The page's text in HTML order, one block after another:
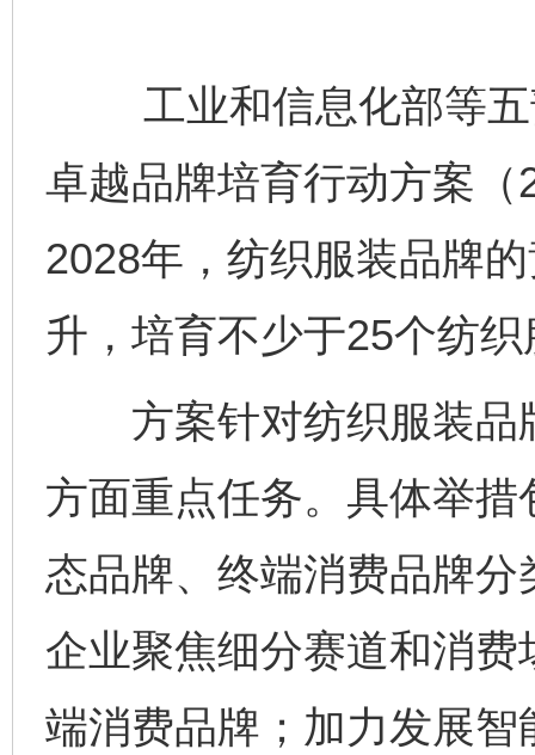
工业和信息化部等五
卓越品牌培育行动方案
2028年，纺织服装品牌
升，培育不少于25个纺
方案针对纺织服装品
方面重点任务。具体举
态品牌、终端消费品牌
企业聚焦细分赛道和消
端消费品牌；加力发展